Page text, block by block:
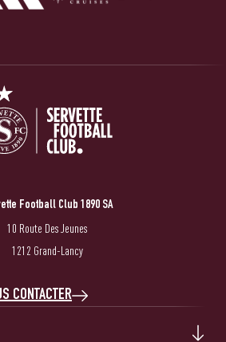
Football Club 1890 SA
10 Route Des Jeunes
1212 Grand-Lancy
CONTACTER